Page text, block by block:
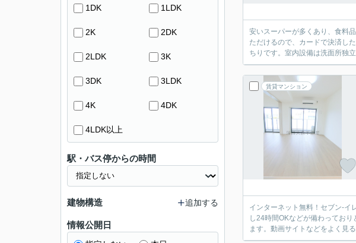
安いスーパーが多くあり、食料
ただけるので、カードで決済し
ちりです。室内設備は洗面所独
賃貸マンション
インターネット無料！セブン-イ
し24時間OKなどが備わってお
ます。動画サイトなどをよく見
1DK 1LDK
2K 2DK
2LDK 3K
3DK 3LDK
4K 4DK
4LDK以上
駅・バス停からの時間
建物構造 追加する
情報公開日